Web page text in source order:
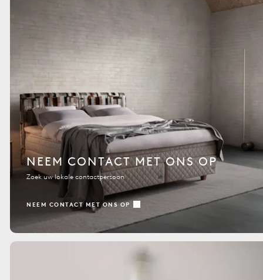
NEEM CONTACT MET ONS OP
Zoek uw lokale contactpersoon
NEEM CONTACT MET ONS OP